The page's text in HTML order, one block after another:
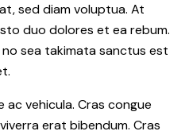
sed diam voluptua. At
duo dolores et ea rebum.
sea takimata sanctus est
vehicula. Cras congue
erat bibendum. Cras